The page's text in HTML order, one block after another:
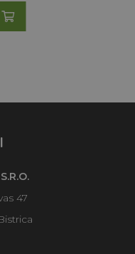
47